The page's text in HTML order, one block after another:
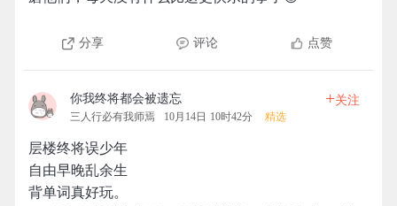
分享 评论 点赞
你我终将都会被遗忘
三人行必有我师焉 10月14日 10时42分 精选
+关注
层楼终将误少年
自由早晚乱余生
背单词真好玩。